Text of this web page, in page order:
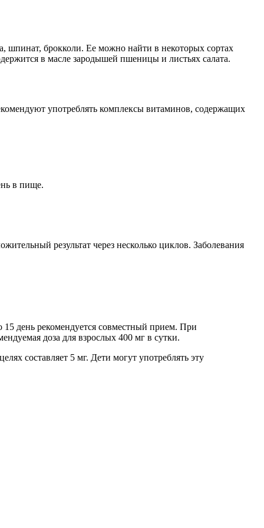
шпинат, брокколи. Ее можно найти в некоторых сортах
в масле зародышей пшеницы и листьях салата.
употреблять комплексы витаминов, содержащих
в пище.
результат через несколько циклов. Заболевания
день рекомендуется совместный прием. При
доза для взрослых 400 мг в сутки.
составляет 5 мг. Дети могут употреблять эту